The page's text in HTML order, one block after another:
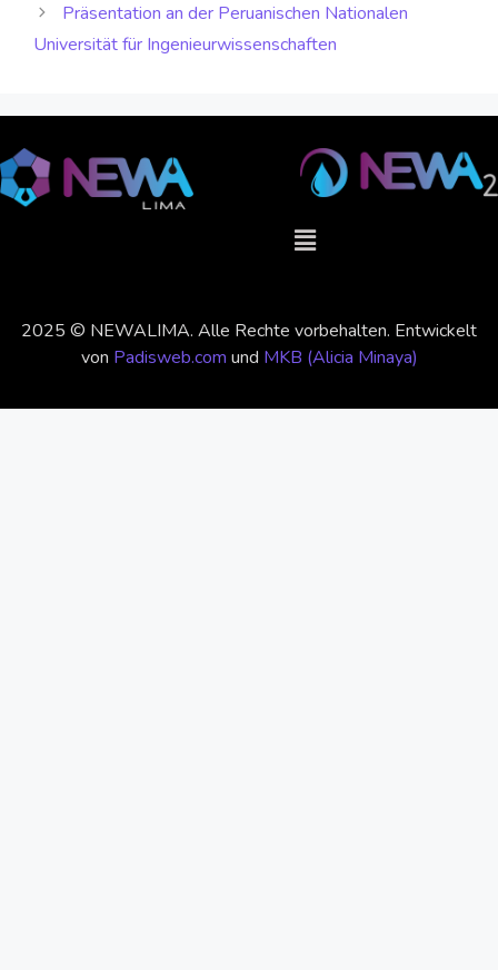
Präsentation an der Peruanischen Nationalen
Universität für Ingenieurwissenschaften
2025 © NEWALIMA. Alle Rechte vorbehalten. Entwickelt
von Padisweb.com und MKB (Alicia Minaya)